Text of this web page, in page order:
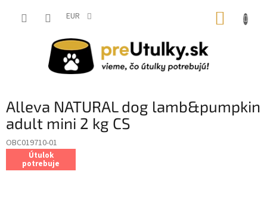
EUR
Alleva NATURAL dog lamb&pumpkin
adult mini 2 kg CS
OBC019710-01
Útulok
potrebuje